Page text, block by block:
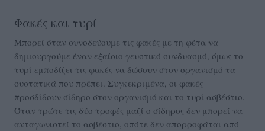
Φακές και τυρί
Μπορεί όταν συνοδεύουμε τις φακές με τη φέτα να
δημιουργούμε έναν εξαίσιο γευστικό συνδυασμό, όμως το
τυρί εμποδίζει τις φακές να δώσουν στον οργανισμό τα
συστατικά που πρέπει. Συγκεκριμένα, οι φακές
προσδίδουν σίδηρο στον οργανισμό και το τυρί ασβέστιο.
Όταν τρώτε τις δύο τροφές μαζί ο σίδηρος δεν μπορεί να
ανταγωνιστεί το ασβέστιο, οπότε δεν απορροφάται από